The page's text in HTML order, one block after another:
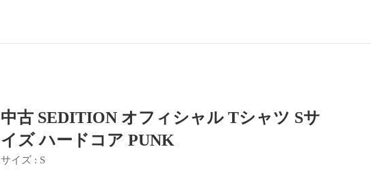
中古 SEDITION オフィシャル Tシャツ Sサ
イズ ハードコア PUNK
サイズ : S